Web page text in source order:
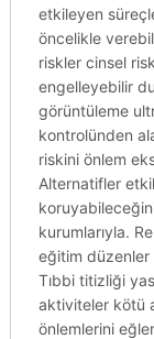
etkileyen
öncelikle
riskler cinsel
engelleyebilir
görüntüleme
kontrolünden
riskini önlem
Alternatifler
koruyabileceğini
kurumlarıyla.
eğitim düzenler
Tıbbi titizliği
aktiviteler kötü
önlemlerini